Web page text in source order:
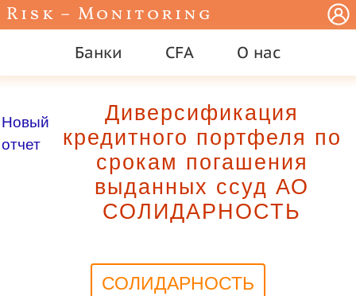
Risk – Monitoring
Банки CFA О нас
Новый
отчет
Диверсификация
кредитного портфеля по
срокам погашения
выданных ссуд АО
СОЛИДАРНОСТЬ
СОЛИДАРНОСТЬ